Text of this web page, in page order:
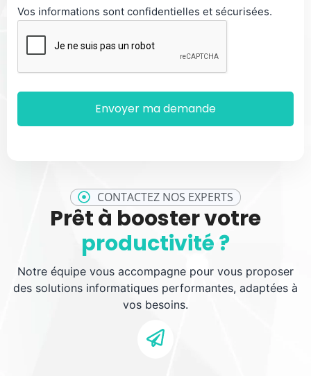
CONTACTEZ NOS EXPERTS
Prêt à booster votre
productivité ?
Notre équipe vous accompagne pour vous proposer
des solutions informatiques performantes, adaptées à
vos besoins.
Vos informations sont confidentielles et sécurisées.